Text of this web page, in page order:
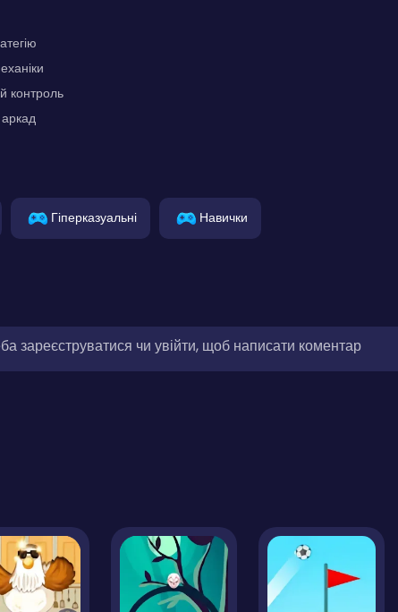
контроль
Гіперказуальні Навички
зареєструватися чи увійти, щоб написати коментар